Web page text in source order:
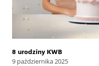
8 urodziny KWB
9 października 2025